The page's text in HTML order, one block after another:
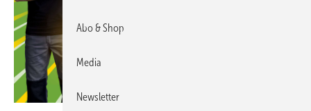
Abo & Shop
Media
Newsletter